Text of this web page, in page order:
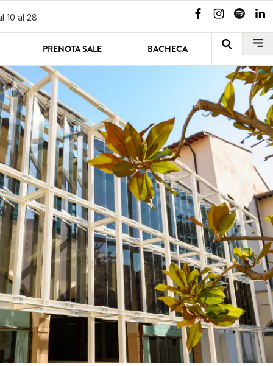
10 al 28
PRENOTA SALE BACHECA